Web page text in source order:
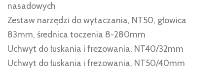
nasadowych
Zestaw narzędzi do wytaczania, NT50, głowica
83mm, średnica toczenia 8-280mm
Uchwyt do łuskania i frezowania, NT40/32mm
Uchwyt do łuskania i frezowania, NT50/40mm